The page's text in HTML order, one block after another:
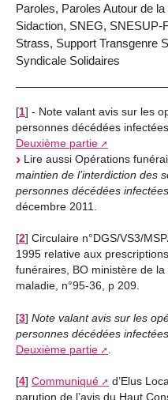
Paroles, Paroles Autour de
Sidaction, SNEG, SNESUP-
Strass, Support Transgenre
Syndicale Solidaires
[1] - Note valant avis sur les
personnes décédées
Deuxième partie
Lire aussi Opérations
maintien de l’interdiction des
personnes décédées
décembre 2011.
[2] Circulaire n°DGS/VS3/
1995 relative aux
funéraires, BO ministère de
maladie, n°95-36, p 209.
[3] Note valant avis sur les
personnes décédées
Deuxième partie
[4] Communiqué
d’Elus
parution de l’avis du Haut